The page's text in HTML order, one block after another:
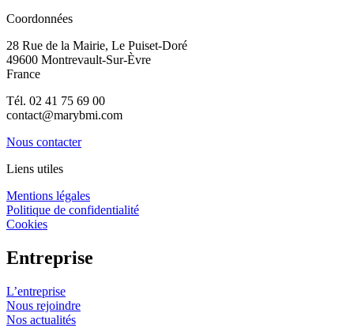
Coordonnées
28 Rue de la Mairie, Le Puiset-Doré
49600 Montrevault-Sur-Èvre
France
Tél. 02 41 75 69 00
contact@marybmi.com
Nous contacter
Liens utiles
Mentions légales
Politique de confidentialité
Cookies
Entreprise
L’entreprise
Nous rejoindre
Nos actualités